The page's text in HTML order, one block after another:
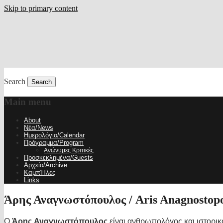
Skip to primary content
Search
Main menu
About
Νέα/News
Ημερολόγιο/Calendar
Πρόγραμμα/Program
Ανώνυμες Κριτικές
Προσκεκλημένα/Guests
Αρχείο/Archive
ΚαμπΉλες
Links
Άρης Αναγνωστόπουλος / Aris